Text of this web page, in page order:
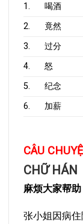
1. 喝酒
2.
竟然
3.
过分
4.
怒
5.
纪念
6.
加薪
CÂU
CHỮ HÁN
麻烦大家帮助
张小姐因病住